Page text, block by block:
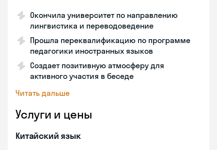
Окончила университет по направлению
лингвистика и переводоведение
Прошла переквалификацию по программе
педагогики иностранных языков
Создает позитивную атмосферу для
активного участия в беседе
Читать дальше
Услуги и цены
Китайский язык